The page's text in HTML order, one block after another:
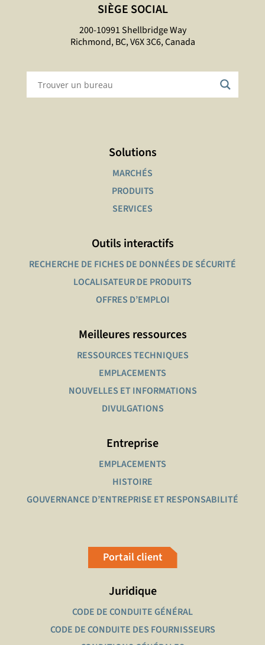
SIÈGE SOCIAL
200-10991 Shellbridge Way
Richmond, BC, V6X 3C6, Canada
Solutions
MARCHÉS
PRODUITS
SERVICES
Outils interactifs
RECHERCHE DE FICHES DE DONNÉES DE SÉCURITÉ
LOCALISATEUR DE PRODUITS
OFFRES D’EMPLOI
Meilleures ressources
RESSOURCES TECHNIQUES
EMPLACEMENTS
NOUVELLES ET INFORMATIONS
DIVULGATIONS
Entreprise
EMPLACEMENTS
HISTOIRE
GOUVERNANCE D’ENTREPRISE ET RESPONSABILITÉ
Portail client
Juridique
CODE DE CONDUITE GÉNÉRAL
CODE DE CONDUITE DES FOURNISSEURS